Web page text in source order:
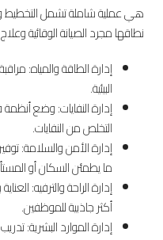
هي عملية شاملة تشمل التخطيط
نطاقها مجرد الصيانة الوقائية
إدارة الطاقة والمياه:
البيئية.
إدارة النفايات: وضع
التخلص من النفايات.
إدارة الأمن والسلامة:
ما يطمئن السكان أو
إدارة الراحة والترفيه:
أكثر جاذبية للموظفين.
إدارة الموارد البشرية: